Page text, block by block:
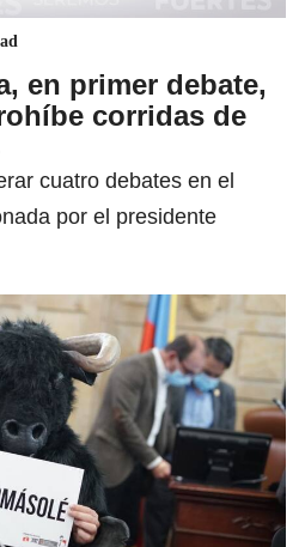
en primer debate,
corridas de
cuatro debates en el
por el presidente